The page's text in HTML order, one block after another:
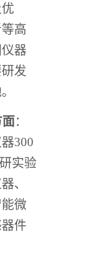
高
器
发
：
300
实验
、
微
件